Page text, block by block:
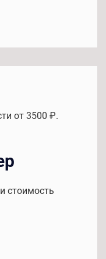
от 3500 ₽.
стоимость